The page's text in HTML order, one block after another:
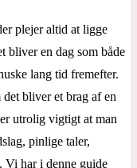
plejer altid at ligge
bliver en dag som både
lang tid fremefter.
bliver et brag af en
utrolig vigtigt at man
pinlige taler,
Vi har i denne guide